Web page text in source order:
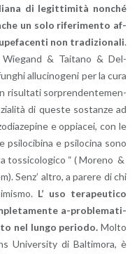
di le­git­ti­mi­tà non­ché
un solo ri­fe­ri­men­to af­
non tra­di­zio­na­li.
& Tai­ta­no & Del­
al­lu­ci­no­ge­ni per la cura
ri­sul­ta­ti sor­pren­den­te­men­
di que­ste so­stan­ze ad
e op­pia­cei, con le
psi­lo­ci­bi­na e psi­lo­ci­na sono
tos­si­co­lo­gi­co “ ( Mo­re­no &
Senz’ altro, a pa­re­re di chi
L’ uso te­ra­peu­ti­co
a-pro­ble­ma­ti­
nel lungo pe­rio­do. Molto
Uni­ver­si­ty di Bal­ti­mo­ra, è